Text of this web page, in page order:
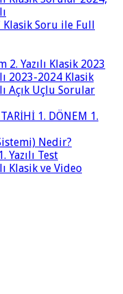
Klasik Soru ile Full
2. Yazılı Klasik 2023
2023-2024 Klasik
Açık Uçlu Sorular
1. DÖNEM 1.
Nedir?
Yazılı Test
Klasik ve Video